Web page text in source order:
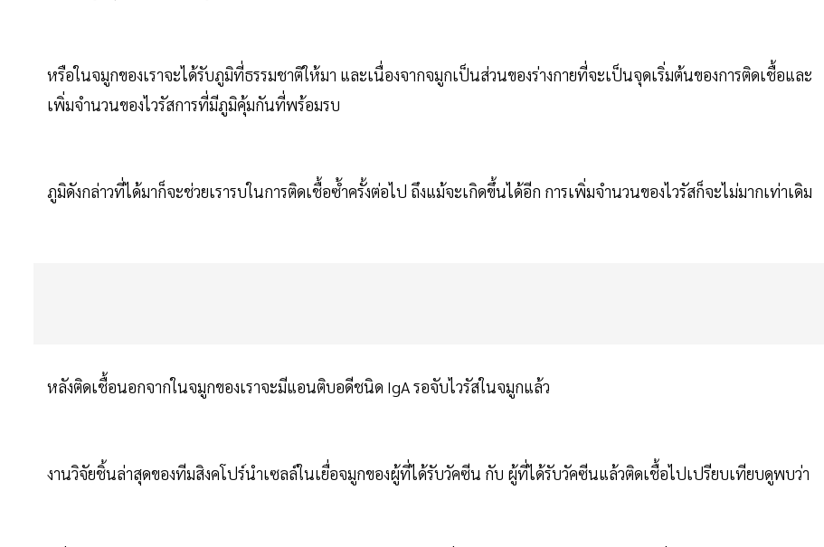
หรือในจมูกของเราจะได้รับภูมิที่ธรรมชาติให้มา และเนื่องจากจมูกเป็นส่วนของร่างกายที่จะเป็นจุดเริ่มต้นของการติดเชื้อและ
เพิ่มจำนวนของไวรัสการที่มีภูมิคุ้มกันที่พร้อมรบ
ภูมิดังกล่าวที่ได้มาก็จะช่วยเรารบในการติดเชื้อซ้ำครั้งต่อไป ถึงแม้จะเกิดขึ้นได้อีก การเพิ่มจำนวนของไวรัสก็จะไม่มากเท่าเดิม
หลังติดเชื้อนอกจากในจมูกของเราจะมีแอนติบอดีชนิด IgA รอจับไวรัสในจมูกแล้ว
งานวิจัยชิ้นล่าสุดของทีมสิงคโปร์นำเซลล์ในเยื่อจมูกของผู้ที่ได้รับวัคซีน กับ ผู้ที่ได้รับวัคซีนแล้วติดเชื้อไปเปรียบเทียบดูพบว่า